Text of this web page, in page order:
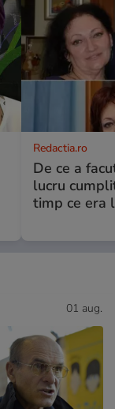
Redactia.ro
De ce a
lucru
timp ce era
01 aug.